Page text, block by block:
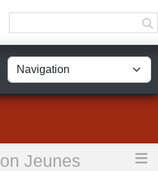
Jeunes
11-12 ans